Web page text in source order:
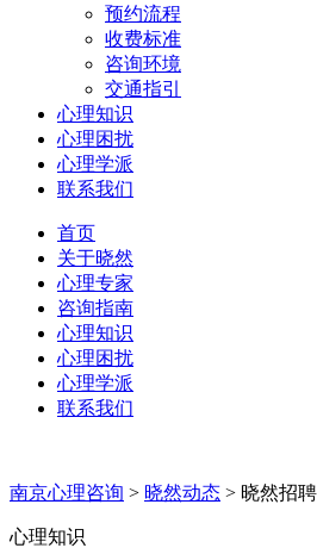
预约流程
收费标准
咨询环境
交通指引
心理知识
心理困扰
心理学派
联系我们
首页
关于晓然
心理专家
咨询指南
心理知识
心理困扰
心理学派
联系我们
南京心理咨询 > 晓然动态 > 晓然招
心理知识